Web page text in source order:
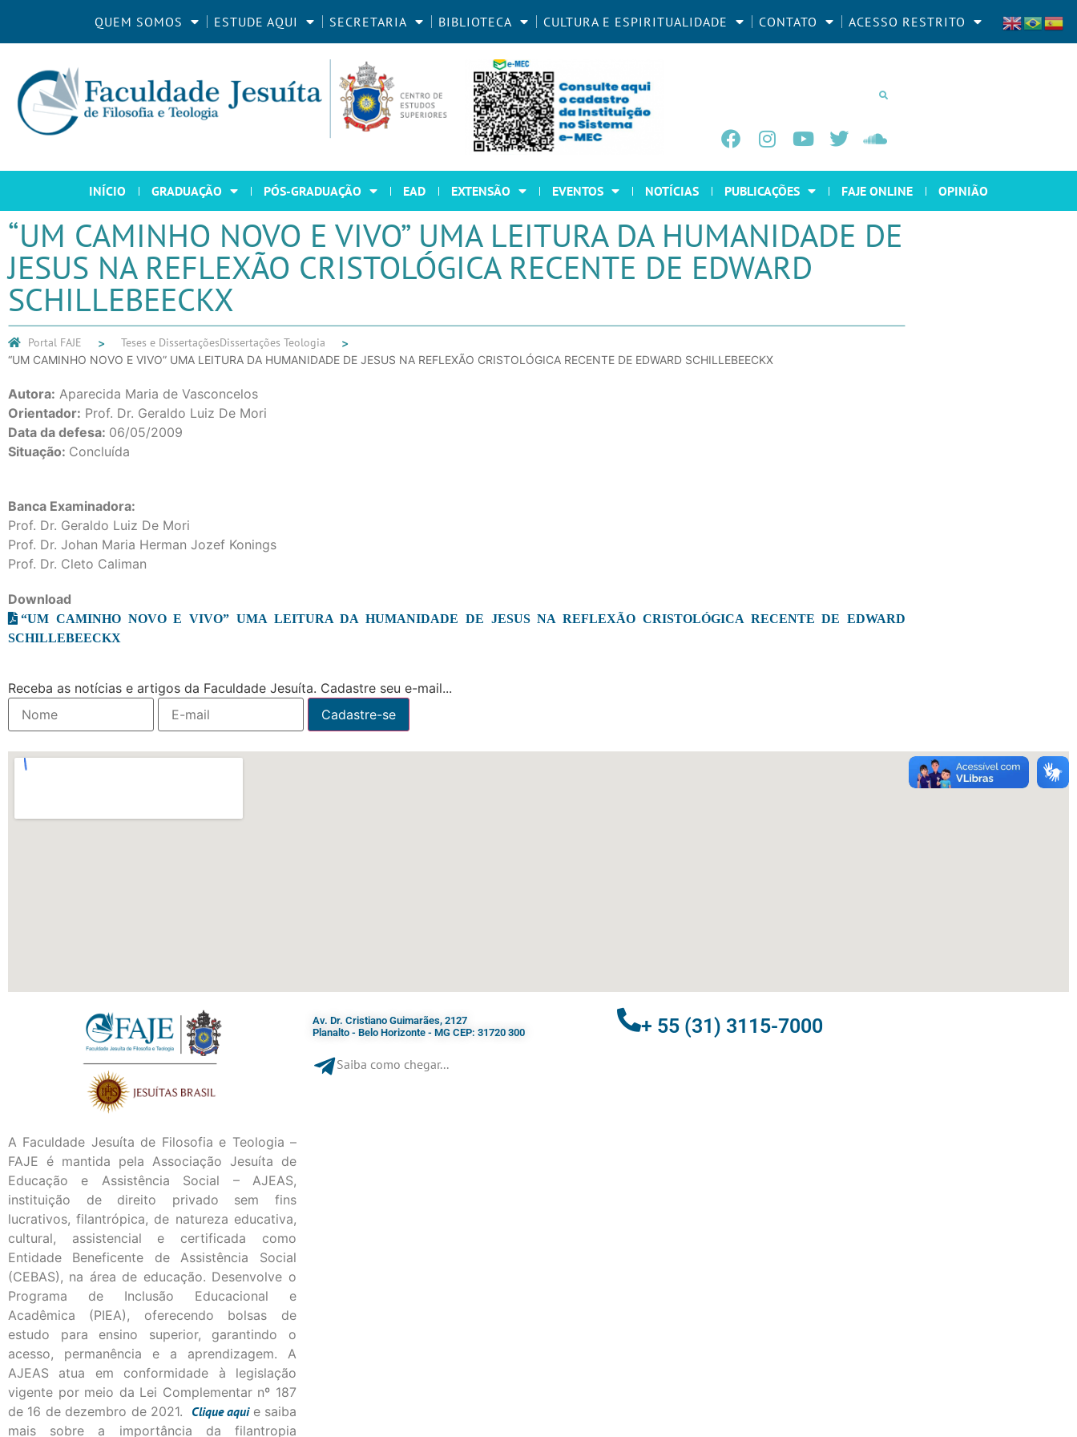
QUEM SOMOS ESTUDE AQUI SECRETARIA BIBLIOTECA CULTURA E ESPIRITUALIDADE CONTATO ACESSO RESTRITO
INÍCIO GRADUAÇÃO PÓS-GRADUAÇÃO EAD EXTENSÃO EVENTOS NOTÍCIAS PUBLICAÇÕES FAJE ONLINE OPINIÃO
“UM CAMINHO NOVO E VIVO” UMA LEITURA DA HUMANIDADE DE
JESUS NA REFLEXÃO CRISTOLÓGICA RECENTE DE EDWARD
SCHILLEBEECKX
Portal FAJE Teses e DissertaçõesDissertações Teologia
“UM CAMINHO NOVO E VIVO” UMA LEITURA DA HUMANIDADE DE JESUS NA REFLEXÃO CRISTOLÓGICA RECENTE DE EDWARD SCHILLEBEECKX
Autora: Aparecida Maria de Vasconcelos
Orientador: Prof. Dr. Geraldo Luiz De Mori
Data da defesa: 06/05/2009
Situação: Concluída
Banca Examinadora:
Prof. Dr. Geraldo Luiz De Mori
Prof. Dr. Johan Maria Herman Jozef Konings
Prof. Dr. Cleto Caliman
Download
“UM CAMINHO NOVO E VIVO” UMA LEITURA DA HUMANIDADE DE JESUS NA REFLEXÃO CRISTOLÓGICA RECENTE DE EDWARD
SCHILLEBEECKX
Receba as notícias e artigos da Faculdade Jesuíta. Cadastre seu e-mail...
A Faculdade Jesuíta de Filosofia e Teologia –
FAJE é mantida pela Associação Jesuíta de
Educação e Assistência Social – AJEAS,
instituição de direito privado sem fins
lucrativos, filantrópica, de natureza educativa,
cultural, assistencial e certificada como
Entidade Beneficente de Assistência Social
(CEBAS), na área de educação. Desenvolve o
Programa de Inclusão Educacional e
Acadêmica (PIEA), oferecendo bolsas de
estudo para ensino superior, garantindo o
acesso, permanência e a aprendizagem. A
AJEAS atua em conformidade à legislação
vigente por meio da Lei Complementar nº 187
de 16 de dezembro de 2021. Cliqueaqui e saiba
mais sobre a importância da filantropia
Av. Dr. Cristiano Guimarães, 2127
Planalto - Belo Horizonte - MG CEP: 31720 300
Saiba como chegar...
+ 55 (31) 3115-7000​